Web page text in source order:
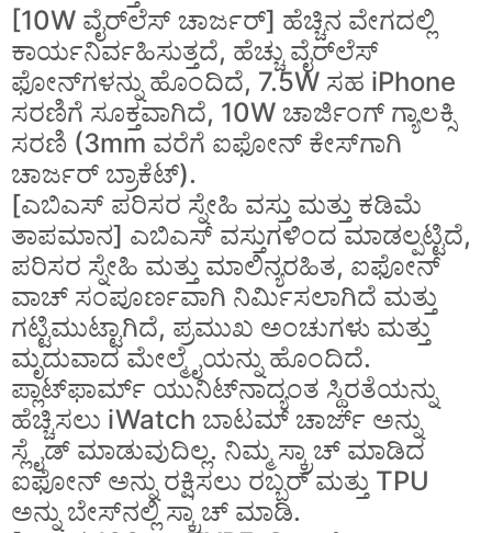
[10W ವೈರ್‌ಲೆಸ್ ಚಾರ್ಜರ್] ಹೆಚ್ಚಿನ ವೇಗದಲ್ಲಿ
ಕಾರ್ಯನಿರ್ವಹಿಸುತ್ತದೆ, ಹೆಚ್ಚು ವೈರ್‌ಲೆಸ್
ಫೋನ್‌ಗಳನ್ನು ಹೊಂದಿದೆ, 7.5W ಸಹ iPhone
ಸರಣಿಗೆ ಸೂಕ್ತವಾಗಿದೆ, 10W ಚಾರ್ಜಿಂಗ್ ಗ್ಯಾಲಕ್ಸಿ
ಸರಣಿ (3mm ವರೆಗೆ ಐಫೋನ್ ಕೇಸ್‌ಗಾಗಿ
ಚಾರ್ಜರ್ ಬ್ರಾಕೆಟ್).
[ಎಬಿಎಸ್ ಪರಿಸರ ಸ್ನೇಹಿ ವಸ್ತು ಮತ್ತು ಕಡಿಮೆ
ತಾಪಮಾನ] ಎಬಿಎಸ್ ವಸ್ತುಗಳಿಂದ ಮಾಡಲ್ಪಟ್ಟಿದೆ,
ಪರಿಸರ ಸ್ನೇಹಿ ಮತ್ತು ಮಾಲಿನ್ಯರಹಿತ, ಐಫೋನ್
ವಾಚ್ ಸಂಪೂರ್ಣವಾಗಿ ನಿರ್ಮಿಸಲಾಗಿದೆ ಮತ್ತು
ಗಟ್ಟಿಮುಟ್ಟಾಗಿದೆ, ಪ್ರಮುಖ ಅಂಚುಗಳು ಮತ್ತು
ಮೃದುವಾದ ಮೇಲ್ಮೈಯನ್ನು ಹೊಂದಿದೆ.
ಪ್ಲಾಟ್‌ಫಾರ್ಮ್ ಯುನಿಟ್‌ನಾದ್ಯಂತ ಸ್ಥಿರತೆಯನ್ನು
ಹೆಚ್ಚಿಸಲು iWatch ಬಾಟಮ್ ಚಾರ್ಜ್ ಅನ್ನು
ಸ್ಲೈಡ್ ಮಾಡುವುದಿಲ್ಲ. ನಿಮ್ಮ ಸ್ಕ್ರಾಚ್ ಮಾಡಿದ
ಐಫೋನ್ ಅನ್ನು ರಕ್ಷಿಸಲು ರಬ್ಬರ್ ಮತ್ತು TPU
ಅನ್ನು ಬೇಸ್‌ನಲ್ಲಿ ಸ್ಕ್ರಾಚ್ ಮಾಡಿ.